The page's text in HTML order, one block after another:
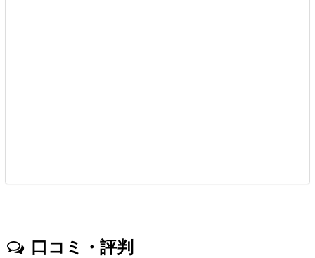
口コミ・評判